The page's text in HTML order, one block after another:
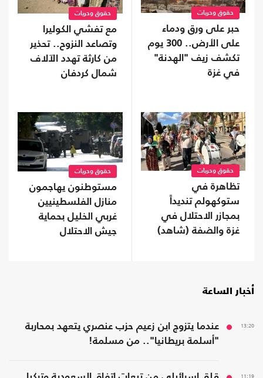
حقوق وحريات
حبر على ورق ودماء
على الأرض.. 300 يوم
تكشف زيف "الهدنة"
في غزة
حقوق وحريات
مع تفشي الكوليرا
وتصاعد النزوح.. تحذير
من كارثة تهدد الآلاف
شمال كردفان
حقوق وحريات
تظاهرة في
ستوكهولم تنديداً
بمجازر الاحتلال في
غزة والضفة (شاهد)
حقوق وحريات
مستوطنون يهاجمون
منازل الفلسطينيين
غربي الخليل بحماية
جيش الاحتلال
أخبار الساعة
13:20
عندما يتزوج ابن زعيم حزب عنصري يتعهد بمحاربة
"أسلمة بريطانيا".. من مسلمة!
11:19